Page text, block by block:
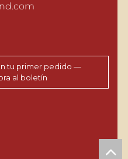
tu primer pedido —
al boletín